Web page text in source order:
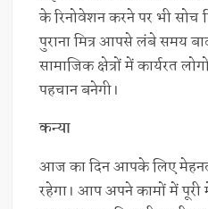
के रिनोवेशन करने पर भी
पुराना मित्र आपसे लंबे समय
सामाजिक क्षेत्रों में कार्यरत
पहचान बनेगी।
कन्या
आज का दिन आपके लिए
रहेगा। आप अपने कामों में